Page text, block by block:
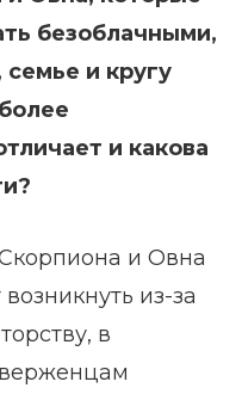
безоблачными,
и кругу
и какова
и Овна
из-за
в